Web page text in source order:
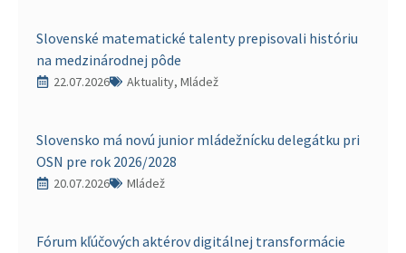
Slovenské matematické talenty prepisovali históriu
na medzinárodnej pôde
22.07.2026 Aktuality, Mládež
Slovensko má novú junior mládežnícku delegátku pri
OSN pre rok 2026/2028
20.07.2026 Mládež
Fórum kľúčových aktérov digitálnej transformácie